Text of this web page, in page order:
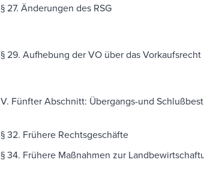
§ 27. Änderungen des RSG
§ 29. Aufhebung der VO über das Vorkaufsrecht
V. Fünfter Abschnitt: Übergangs-und
§ 32. Frühere Rechtsgeschäfte
§ 34. Frühere Maßnahmen zur